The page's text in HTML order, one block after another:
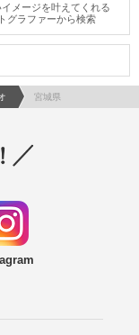
メージを叶えてくれる
グラファーから検索
宮城県